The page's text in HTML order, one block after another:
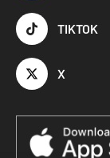
TIKTOK
X